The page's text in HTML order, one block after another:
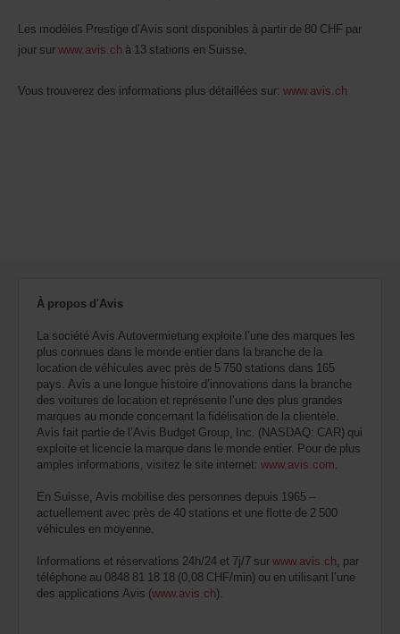
Les modèles Prestige d’Avis sont disponibles à partir de 80 CHF par
jour surwww.avis.ch à 13 stations en Suisse.
Vous trouverez des informations plus détaillées sur: www.avis.ch
À propos d'Avis
La société Avis Autovermietung exploite l’une des marques les
plus connues dans le monde entier dans la branche de la
location de véhicules avec près de 5 750 stations dans 165
pays. Avis a une longue histoire d’innovations dans la branche
des voitures de location et représente l’une des plus grandes
marques au monde concernant la fidélisation de la clientèle.
Avis fait partie de l’Avis Budget Group, Inc. (NASDAQ: CAR) qui
exploite et licencie la marque dans le monde entier. Pour de plus
amples informations, visitez le site internet: www.avis.com.
En Suisse, Avis mobilise des personnes depuis 1965 –
actuellement avec près de 40 stations et une flotte de 2 500
véhicules en moyenne.
Informations et réservations 24h/24 et 7j/7 surwww.avis.ch, par
téléphone au 0848 81 18 18 (0,08 CHF/min) ou en utilisant l’une
des applications Avis (www.avis.ch).